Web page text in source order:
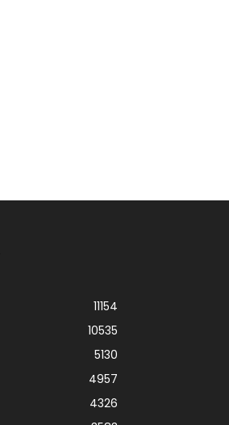
11154
10535
5130
4957
4326